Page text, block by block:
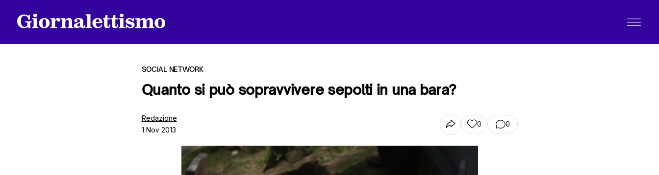
SOCIAL NETWORK
Quanto si può sopravvivere sepolti in una bara?
Redazione
1 Nov 2013
0 0